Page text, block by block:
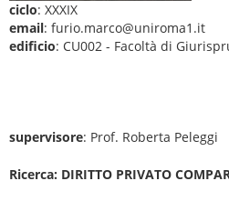
ciclo: XXXIX
email: furio.marco@uniroma1.it
edificio: CU002 - Facoltà di
supervisore: Prof. Roberta Peleggi
Ricerca: DIRITTO PRIVATO